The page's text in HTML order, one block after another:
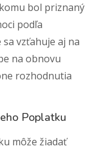
bol priznaný
podľa
vzťahuje aj na
na obnovu
rozhodnutia
Poplatku
môže žiadať